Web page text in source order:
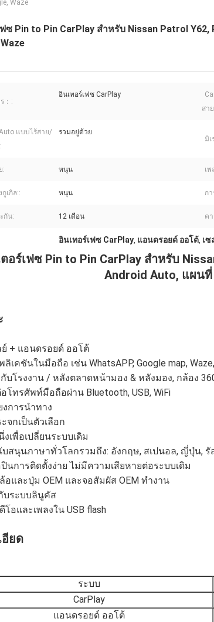
Waze
ฟซ Pin to Pin CarPlay สําหรับ Nissan Patrol
：:
อินเทอร์เฟซ CarPlay
สา
แบบไร้สาย/
รวมอยู่ด้วย
มิ
: หนุน เ
เกิล:: หนุน ก
กัน: 12 เดือน ค
อินเทอร์เฟซ CarPlay, แอนดรอยด์ ออโต้, เซ
อร์เฟซ Pin to Pin CarPlay สําหรับ
Android Auto, แผนที่
ย์ + แอนดรอยด์ ออโต้
เคชันในมือถือ เช่น WhatsAPP, Google map,
บโรงงาน / หลังตลาดหน้ามอง & หลังมอง, กล้อง
โทรศัพท์มือถือผ่าน Bluetooth, USB, WiFi
งการนําทาง
จกเป็นตัวเลือก
เพื่อเปลี่ยนระบบเดิม
สนุนภาษาทั่วโลกรวมถึง: อังกฤษ, สเปนอล, ญี่ปุ่น, รัส
นการติดตั้งง่าย ไม่มีความเสียหายต่อระบบเดิม
อและปุ่ม OEM และจอสัมผัส OEM ทํางาน
บระบบลินูคัส
โอและเพลงใน USB flash
อียด
ระบบ
CarPlay
แอนดรอยด์ ออโต้